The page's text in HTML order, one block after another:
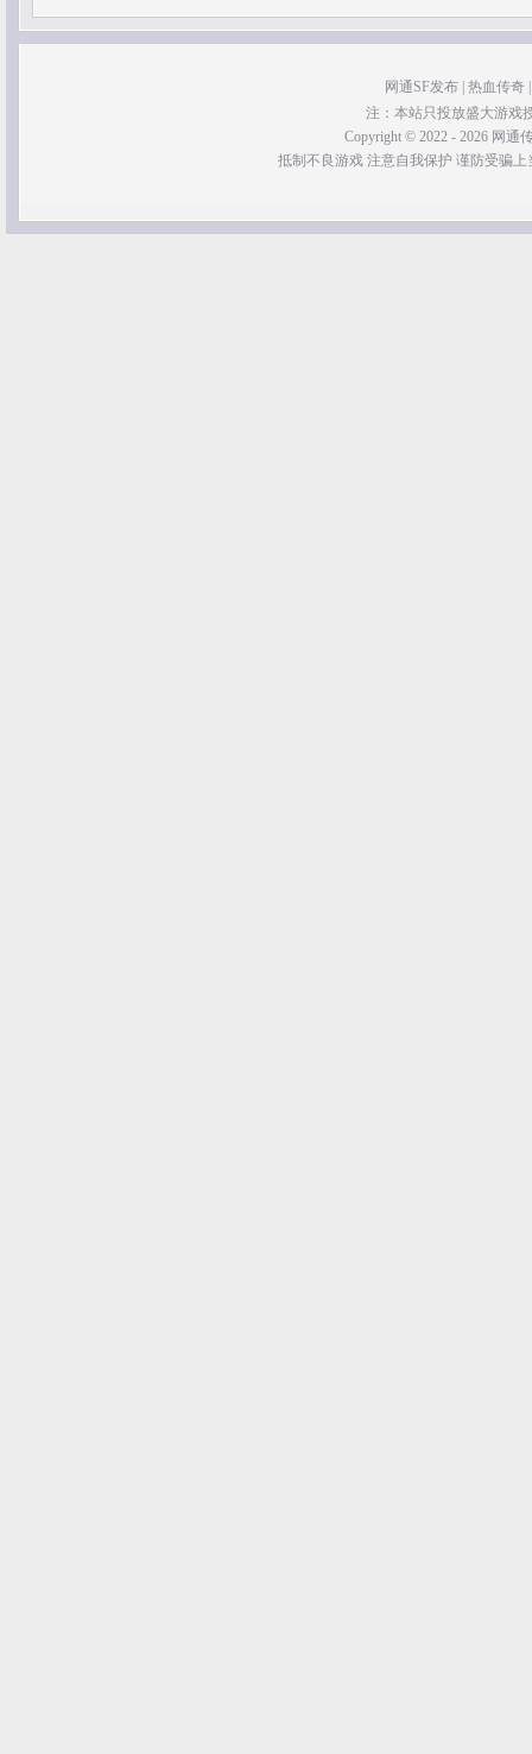
网通SF发布 热血传奇
注：本站只投放盛大游戏
Copyright © 2022 - 2026 网通
抵制不良游戏 注意自我保护 谨防受骗